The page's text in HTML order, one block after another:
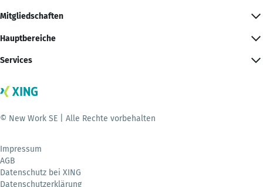
Mitgliedschaften
Hauptbereiche
Services
© New Work SE | Alle Rechte vorbehalten
Impressum
AGB
Datenschutz bei XING
Datenschutzerklärung